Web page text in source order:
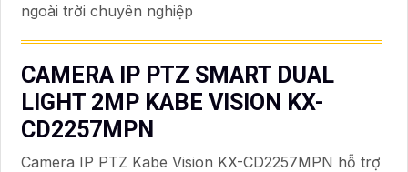
ngoài trời chuyên nghiệp
CAMERA IP PTZ SMART DUAL
LIGHT 2MP KABE VISION KX-
CD2257MPN
Camera IP PTZ Kabe Vision KX-CD2257MPN hỗ trợ